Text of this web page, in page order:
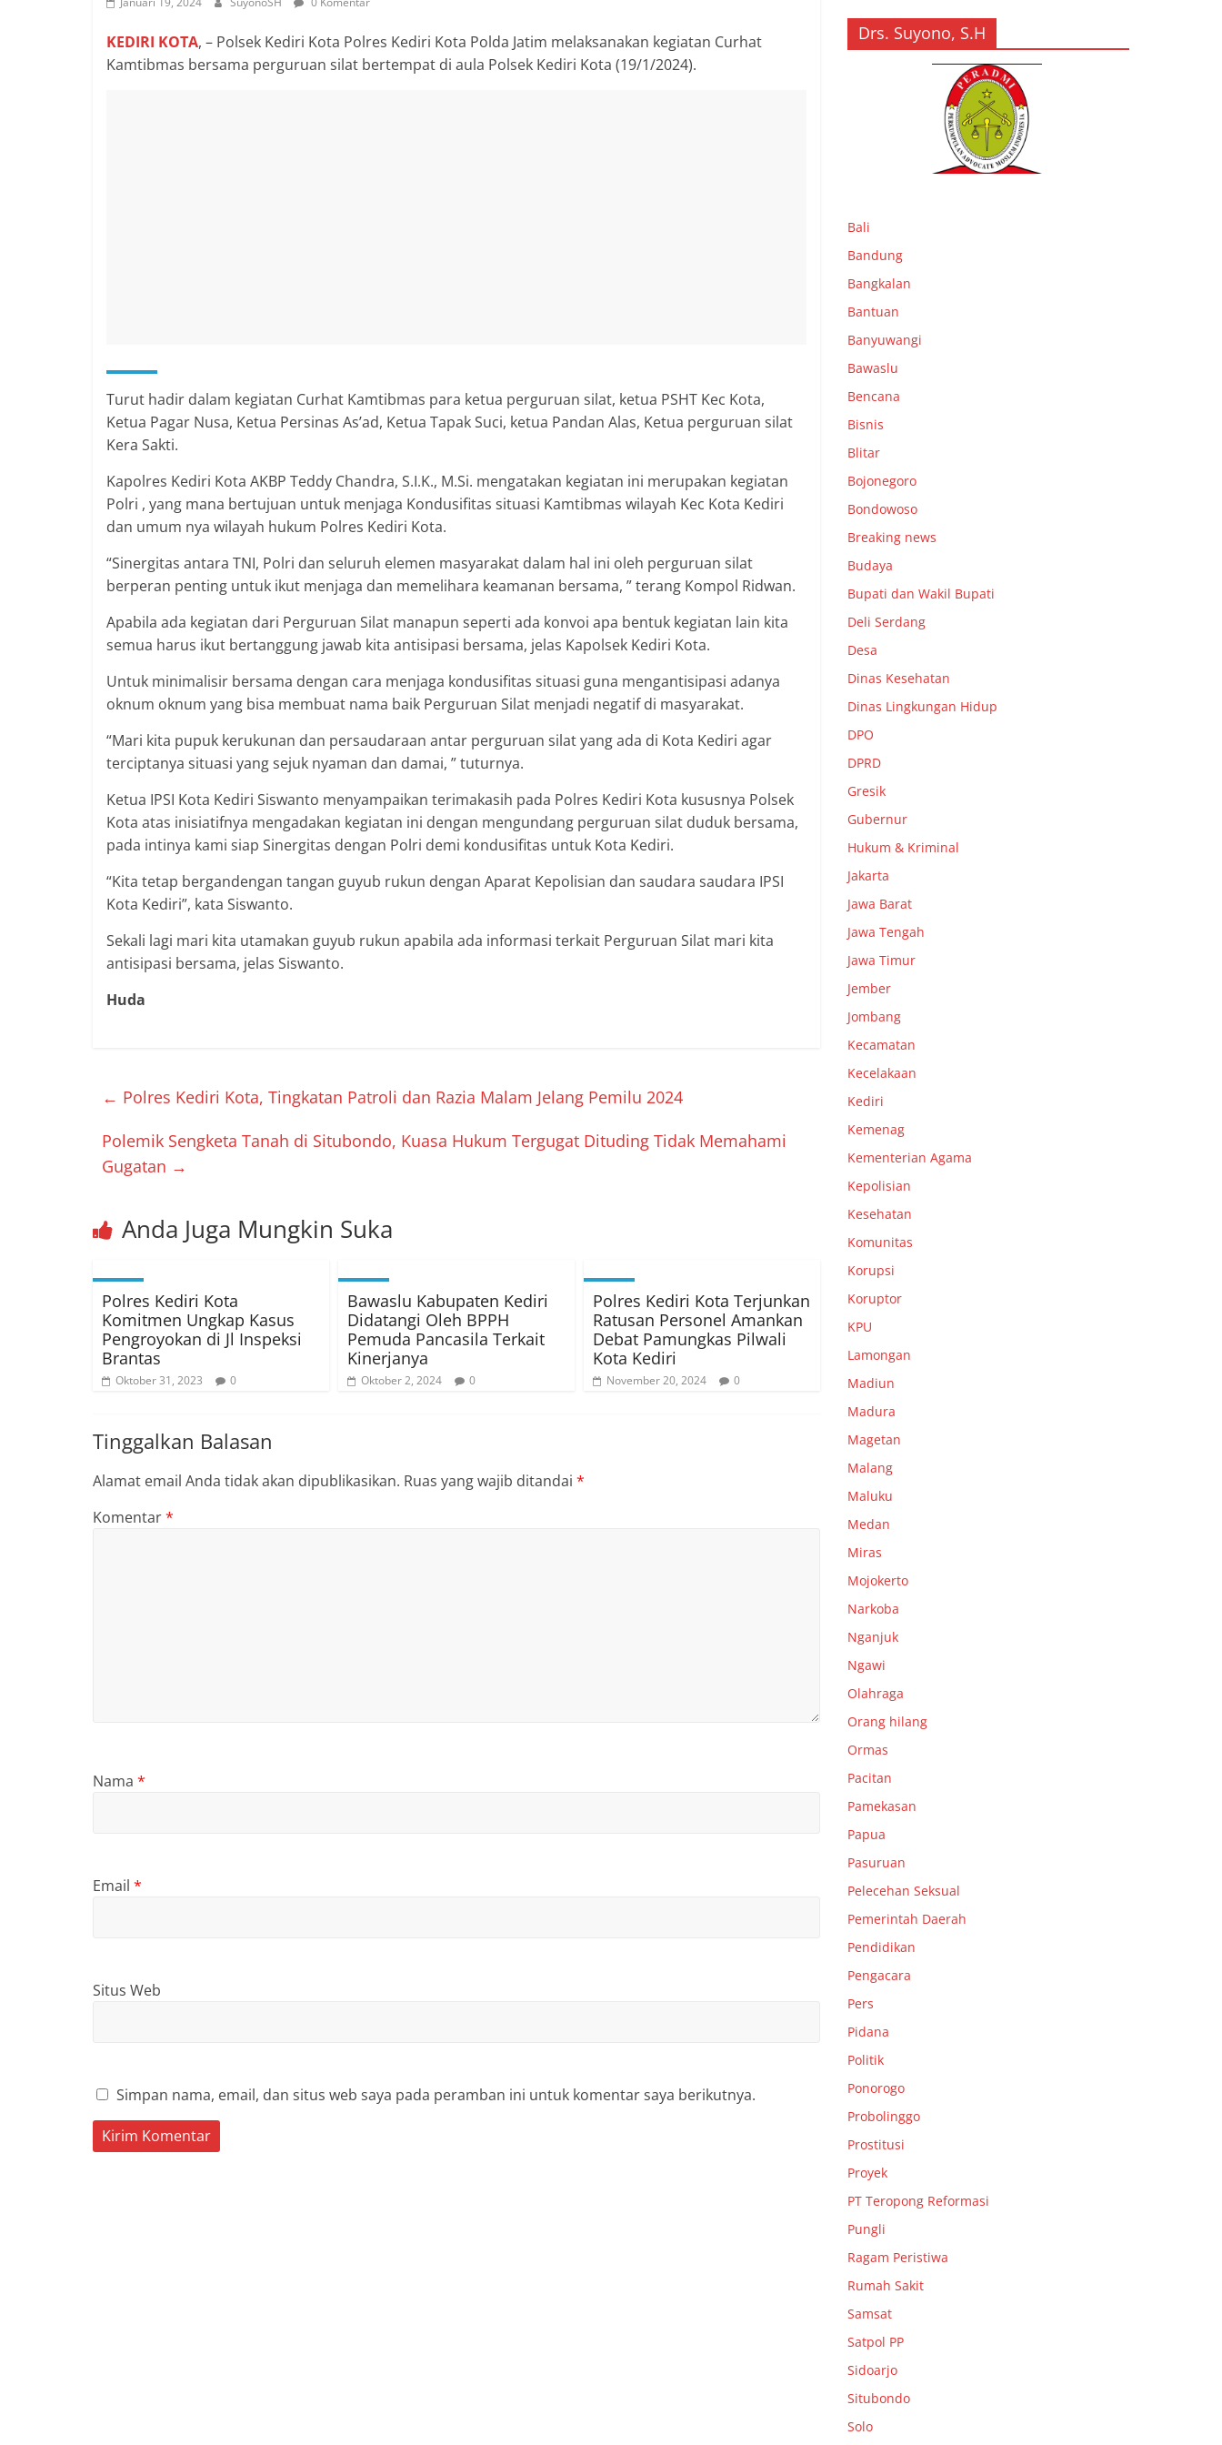
KEDIRI KOTA, – Polsek Kediri Kota Polres Kediri Kota Polda Jatim melaksanakan kegiatan Curhat
Kamtibmas bersama perguruan silat bertempat di aula Polsek Kediri Kota (19/1/2024).
Turut hadir dalam kegiatan Curhat Kamtibmas para ketua perguruan silat, ketua PSHT Kec Kota,
Ketua Pagar Nusa, Ketua Persinas As’ad, Ketua Tapak Suci, ketua Pandan Alas, Ketua perguruan silat
Kera Sakti.
Kapolres Kediri Kota AKBP Teddy Chandra, S.I.K., M.Si. mengatakan kegiatan ini merupakan kegiatan
Polri , yang mana bertujuan untuk menjaga Kondusifitas situasi Kamtibmas wilayah Kec Kota Kediri
dan umum nya wilayah hukum Polres Kediri Kota.
“Sinergitas antara TNI, Polri dan seluruh elemen masyarakat dalam hal ini oleh perguruan silat
berperan penting untuk ikut menjaga dan memelihara keamanan bersama, ” terang Kompol Ridwan.
Apabila ada kegiatan dari Perguruan Silat manapun seperti ada konvoi apa bentuk kegiatan lain kita
semua harus ikut bertanggung jawab kita antisipasi bersama, jelas Kapolsek Kediri Kota.
Untuk minimalisir bersama dengan cara menjaga kondusifitas situasi guna mengantisipasi adanya
oknum oknum yang bisa membuat nama baik Perguruan Silat menjadi negatif di masyarakat.
“Mari kita pupuk kerukunan dan persaudaraan antar perguruan silat yang ada di Kota Kediri agar
terciptanya situasi yang sejuk nyaman dan damai, ” tuturnya.
Ketua IPSI Kota Kediri Siswanto menyampaikan terimakasih pada Polres Kediri Kota kususnya Polsek
Kota atas inisiatifnya mengadakan kegiatan ini dengan mengundang perguruan silat duduk bersama,
pada intinya kami siap Sinergitas dengan Polri demi kondusifitas untuk Kota Kediri.
“Kita tetap bergandengan tangan guyub rukun dengan Aparat Kepolisian dan saudara saudara IPSI
Kota Kediri”, kata Siswanto.
Sekali lagi mari kita utamakan guyub rukun apabila ada informasi terkait Perguruan Silat mari kita
antisipasi bersama, jelas Siswanto.
Huda
← Polres Kediri Kota, Tingkatan Patroli dan Razia Malam Jelang Pemilu 2024
Polemik Sengketa Tanah di Situbondo, Kuasa Hukum Tergugat Dituding Tidak Memahami
Gugatan →
Anda Juga Mungkin Suka
Polres Kediri Kota
Komitmen Ungkap Kasus
Pengroyokan di Jl Inspeksi
Brantas
Oktober 31, 2023 0
Bawaslu Kabupaten Kediri
Didatangi Oleh BPPH
Pemuda Pancasila Terkait
Kinerjanya
Oktober 2, 2024 0
Polres Kediri Kota Terjunkan
Ratusan Personel Amankan
Debat Pamungkas Pilwali
Kota Kediri
November 20, 2024 0
Tinggalkan Balasan
Alamat email Anda tidak akan dipublikasikan. Ruas yang wajib ditandai *
Komentar*
Nama *
Email *
Situs Web
Simpan nama, email, dan situs web saya pada peramban ini untuk komentar saya berikutnya.
Drs. Suyono, S.H
Bali
Bandung
Bangkalan
Bantuan
Banyuwangi
Bawaslu
Bencana
Bisnis
Blitar
Bojonegoro
Bondowoso
Breaking news
Budaya
Bupati dan Wakil Bupati
Deli Serdang
Desa
Dinas Kesehatan
Dinas Lingkungan Hidup
DPO
DPRD
Gresik
Gubernur
Hukum & Kriminal
Jakarta
Jawa Barat
Jawa Tengah
Jawa Timur
Jember
Jombang
Kecamatan
Kecelakaan
Kediri
Kemenag
Kementerian Agama
Kepolisian
Kesehatan
Komunitas
Korupsi
Koruptor
KPU
Lamongan
Madiun
Madura
Magetan
Malang
Maluku
Medan
Miras
Mojokerto
Narkoba
Nganjuk
Ngawi
Olahraga
Orang hilang
Ormas
Pacitan
Pamekasan
Papua
Pasuruan
Pelecehan Seksual
Pemerintah Daerah
Pendidikan
Pengacara
Pers
Pidana
Politik
Ponorogo
Probolinggo
Prostitusi
Proyek
PT Teropong Reformasi
Pungli
Ragam Peristiwa
Rumah Sakit
Samsat
Satpol PP
Sidoarjo
Situbondo
Solo